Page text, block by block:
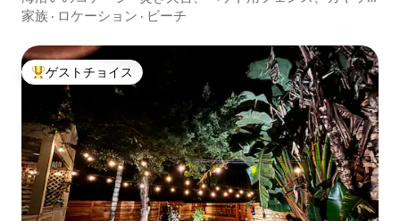
ク、自転車
家族 · ロケーション · ビーチ
大好評のゲストチョイスです。
ゲストチョイス